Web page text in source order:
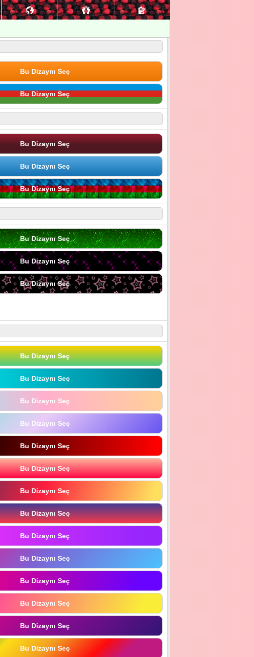
Bu Dizaynı Seç
Bu Dizaynı Seç
Bu Dizaynı Seç
Bu Dizaynı Seç
Bu Dizaynı Seç
Bu Dizaynı Seç
Bu Dizaynı Seç
Bu Dizaynı Seç
Bu Dizaynı Seç
Bu Dizaynı Seç
Bu Dizaynı Seç
Bu Dizaynı Seç
Bu Dizaynı Seç
Bu Dizaynı Seç
Bu Dizaynı Seç
Bu Dizaynı Seç
Bu Dizaynı Seç
Bu Dizaynı Seç
Bu Dizaynı Seç
Bu Dizaynı Seç
Bu Dizaynı Seç
Bu Dizaynı Seç